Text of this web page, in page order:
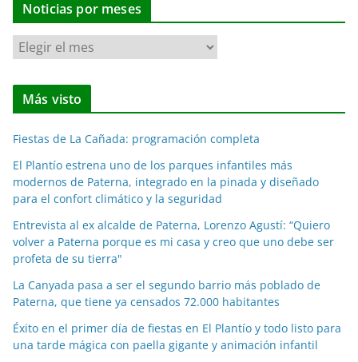
Noticias por meses
N
o
t
i
a
s
p
o
r
m
e
s
e
s
Más visto
Fiestas de La Cañada: programación completa
El Plantío estrena uno de los parques infantiles más
modernos de Paterna, integrado en la pinada y diseñado
para el confort climático y la seguridad
Entrevista al ex alcalde de Paterna, Lorenzo Agustí: “Quiero
volver a Paterna porque es mi casa y creo que uno debe ser
profeta de su tierra"
La Canyada pasa a ser el segundo barrio más poblado de
Paterna, que tiene ya censados 72.000 habitantes
Éxito en el primer día de fiestas en El Plantío y todo listo para
una tarde mágica con paella gigante y animación infantil